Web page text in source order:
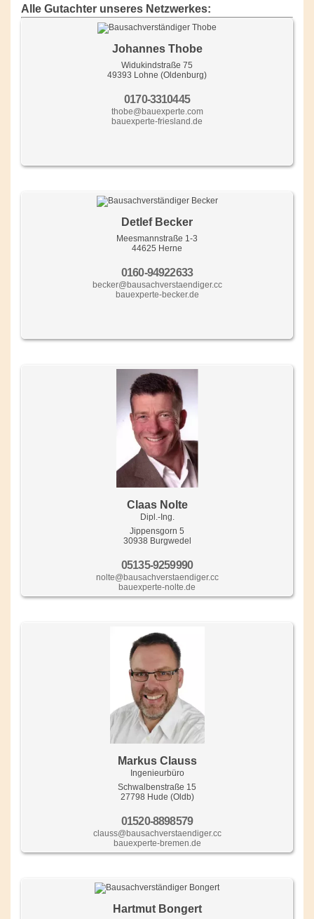
Alle Gutachter unseres Netzwerkes:
Johannes Thobe
Widukindstraße 75
49393 Lohne (Oldenburg)
0170-3310445
thobe@bauexperte.com
bauexperte-friesland.de
Detlef Becker
Meesmannstraße 1-3
44625 Herne
0160-94922633
becker@bausachverstaendiger.cc
bauexperte-becker.de
Claas Nolte
Dipl.-Ing.
Jippensgorn 5
30938 Burgwedel
05135-9259990
nolte@bausachverstaendiger.cc
bauexperte-nolte.de
Markus Clauss
Ingenieurbüro
Schwalbenstraße 15
27798 Hude (Oldb)
01520-8898579
clauss@bausachverstaendiger.cc
bauexperte-bremen.de
Hartmut Bongert